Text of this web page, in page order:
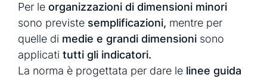
Per le organizzazioni di dimensioni minori
sono previste semplificazioni, mentre per
quelle di medie e grandi dimensioni sono
applicati tutti gli indicatori.
La norma è progettata per dare le linee guida